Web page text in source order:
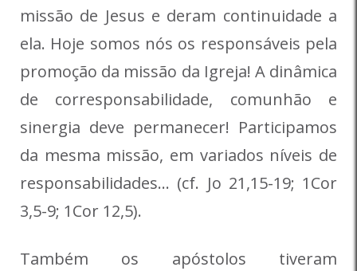
missão de Jesus e deram continuidade a
ela. Hoje somos nós os responsáveis pela
promoção da missão da Igreja! A dinâmica
de corresponsabilidade, comunhão e
sinergia deve permanecer! Participamos
da mesma missão, em variados níveis de
responsabilidades… (cf. Jo 21,15-19; 1Cor
3,5-9; 1Cor 12,5).
Também os apóstolos tiveram